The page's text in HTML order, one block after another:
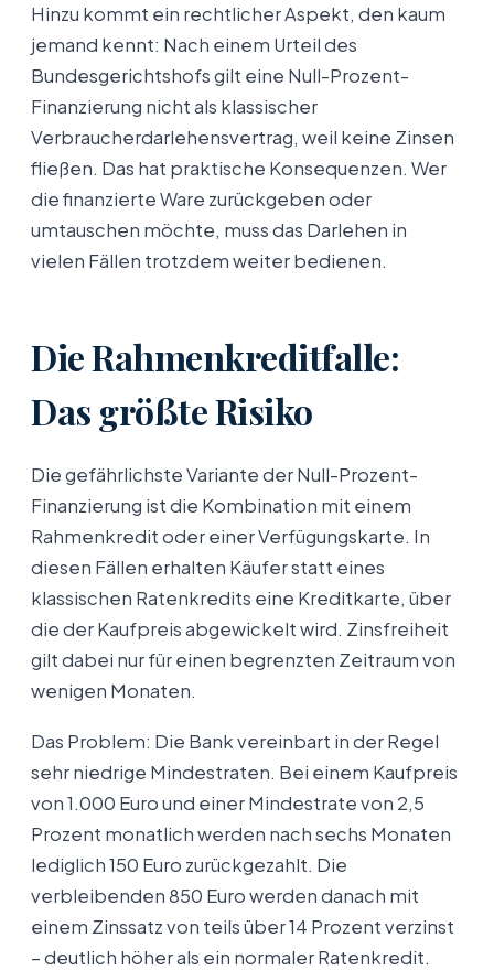
Hinzu kommt ein rechtlicher Aspekt, den kaum
jemand kennt: Nach einem Urteil des
Bundesgerichtshofs gilt eine Null-Prozent-
Finanzierung nicht als klassischer
Verbraucherdarlehensvertrag, weil keine Zinsen
fließen. Das hat praktische Konsequenzen. Wer
die finanzierte Ware zurückgeben oder
umtauschen möchte, muss das Darlehen in
vielen Fällen trotzdem weiter bedienen.
Die Rahmenkreditfalle:
Das größte Risiko
Die gefährlichste Variante der Null-Prozent-
Finanzierung ist die Kombination mit einem
Rahmenkredit oder einer Verfügungskarte. In
diesen Fällen erhalten Käufer statt eines
klassischen Ratenkredits eine Kreditkarte, über
die der Kaufpreis abgewickelt wird. Zinsfreiheit
gilt dabei nur für einen begrenzten Zeitraum von
wenigen Monaten.
Das Problem: Die Bank vereinbart in der Regel
sehr niedrige Mindestraten. Bei einem Kaufpreis
von 1.000 Euro und einer Mindestrate von 2,5
Prozent monatlich werden nach sechs Monaten
lediglich 150 Euro zurückgezahlt. Die
verbleibenden 850 Euro werden danach mit
einem Zinssatz von teils über 14 Prozent verzinst
– deutlich höher als ein normaler Ratenkredit.